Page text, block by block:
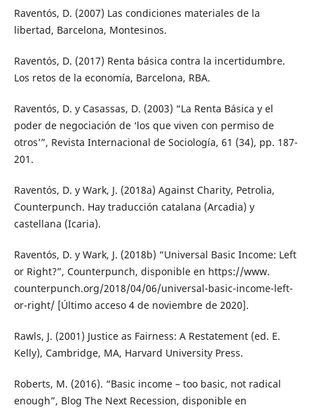
Raventós, D. (2007) Las condiciones materiales de la
libertad, Barcelona, Montesinos.
Raventós, D. (2017) Renta básica contra la incertidumbre.
Los retos de la economía, Barcelona, RBA.
Raventós, D. y Casassas, D. (2003) “La Renta Básica y el
poder de negociación de ‘los que viven con permiso de
otros’”, Revista Internacional de Sociología, 61 (34), pp. 187-
201.
Raventós, D. y Wark, J. (2018a) Against Charity, Petrolia,
Counterpunch. Hay traducción catalana (Arcadia) y
castellana (Icaria).
Raventós, D. y Wark, J. (2018b) “Universal Basic Income: Left
or Right?”, Counterpunch, disponible en https://www.
counterpunch.org/2018/04/06/universal-basic-income-left-
or-right/ [Último acceso 4 de noviembre de 2020].
Rawls, J. (2001) Justice as Fairness: A Restatement (ed. E.
Kelly), Cambridge, MA, Harvard University Press.
Roberts, M. (2016). “Basic income – too basic, not radical
enough”, Blog The Next Recession, disponible en